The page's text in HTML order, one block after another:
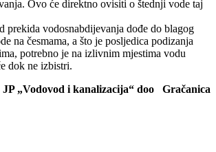
Ovo će direktno ovisiti o štednji vode taj
prekida vodosnabdijevanja dođe do blagog
na česmama, a što je posljedica podizanja
potrebno je na izlivnim mjestima vodu
dok ne izbistri.
JP „Vodovod i kanalizacija“ doo Gračanica